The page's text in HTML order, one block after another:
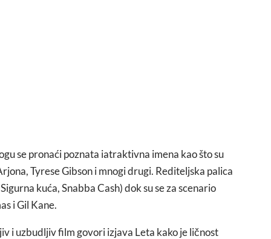
se pronaći poznata iatraktivna imena kao što su
Tyrese Gibson i mnogi drugi. Rediteljska palica
kuća, Snabba Cash) dok su se za scenario
i Gil Kane.
i uzbudljiv film govori izjava Leta kako je ličnost